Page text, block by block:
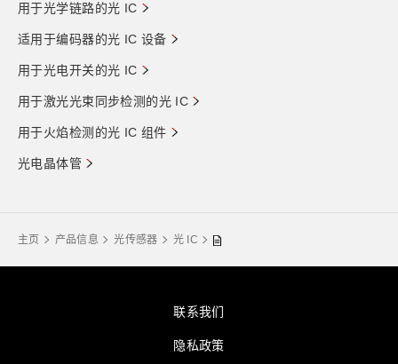
用于光学链路的光 IC
适用于编码器的光 IC 设备
用于光电开关的光 IC
用于激光光束同步检测的光 IC
用于火焰检测的光 IC 组件
光电晶体管
主页 产品信息 光传感器 光 IC
联系我们
隐私政策